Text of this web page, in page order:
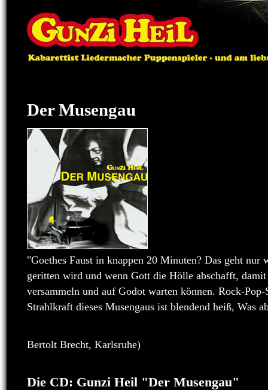
Der Musengau
"Goethes Faust in knappen 20 Minuten? Das geht nur
geritten wird und wenn Gott die Hölle abschafft,
versammeln und auf Godot warten können. Rock-
Strahlkraft dieses Musengaus ist blendend heiß, Was
Bertolt Brecht, Karlsruhe)
Die CD: Gunzi Heil "Der Musengau"